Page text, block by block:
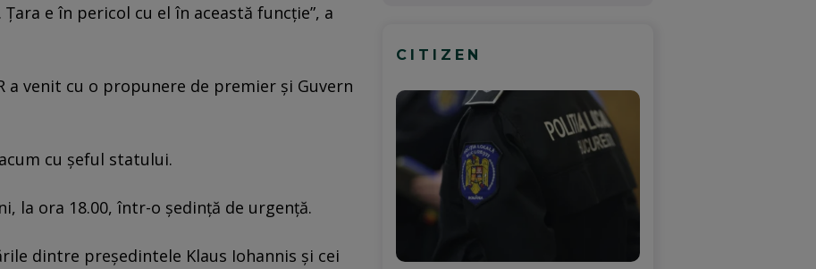
e în pericol cu el în această funcție”, a
a venit cu o propunere de premier și Guvern
cu șeful statului.
la ora 18.00, într-o ședință de urgență.
dintre președintele Klaus Iohannis și cei
CITIZEN